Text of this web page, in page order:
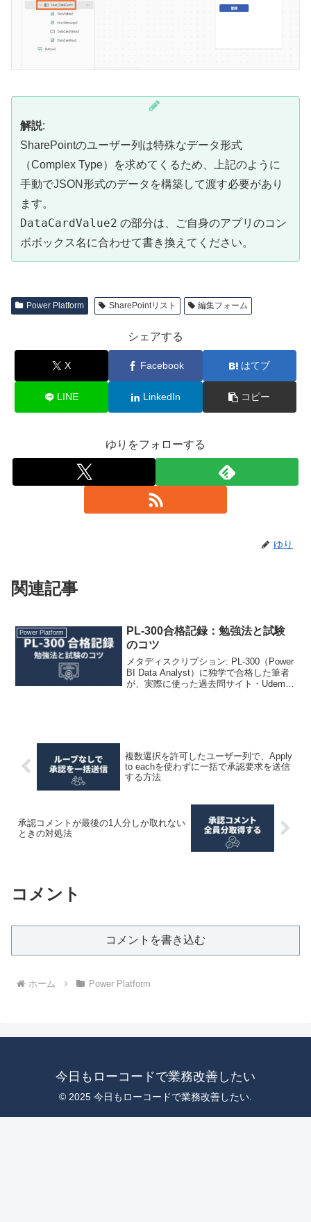
解説:
SharePointのユーザー列は特殊なデータ形式
（Complex Type）を求めてくるため、上記のように
手動でJSON形式のデータを構築して渡す必要があり
ます。
DataCardValue2 の部分は、ご自身のアプリのコン
ボボックス名に合わせて書き換えてください。
Power Platform SharePointリスト 編集フォーム
シェアする
X Facebook はてブ
LINE LinkedIn コピー
ゆりをフォローする
ゆり
関連記事
Power Platform
PL-300合格記録：勉強法と試験
のコツ
メタディスクリプション: PL-300（Power
BI Data Analyst）に独学で合格した筆者
が、実際に使った過去問サイト・Udemy
複数選択を許可したユーザー列で、Apply
to eachを使わずに一括で承認要求を送信
する方法
承認コメントが最後の1人分しか取れない
ときの対処法
コメント
コメントを書き込む
ホーム Power Platform
今日もローコードで業務改善したい
© 2025 今日もローコードで業務改善したい.